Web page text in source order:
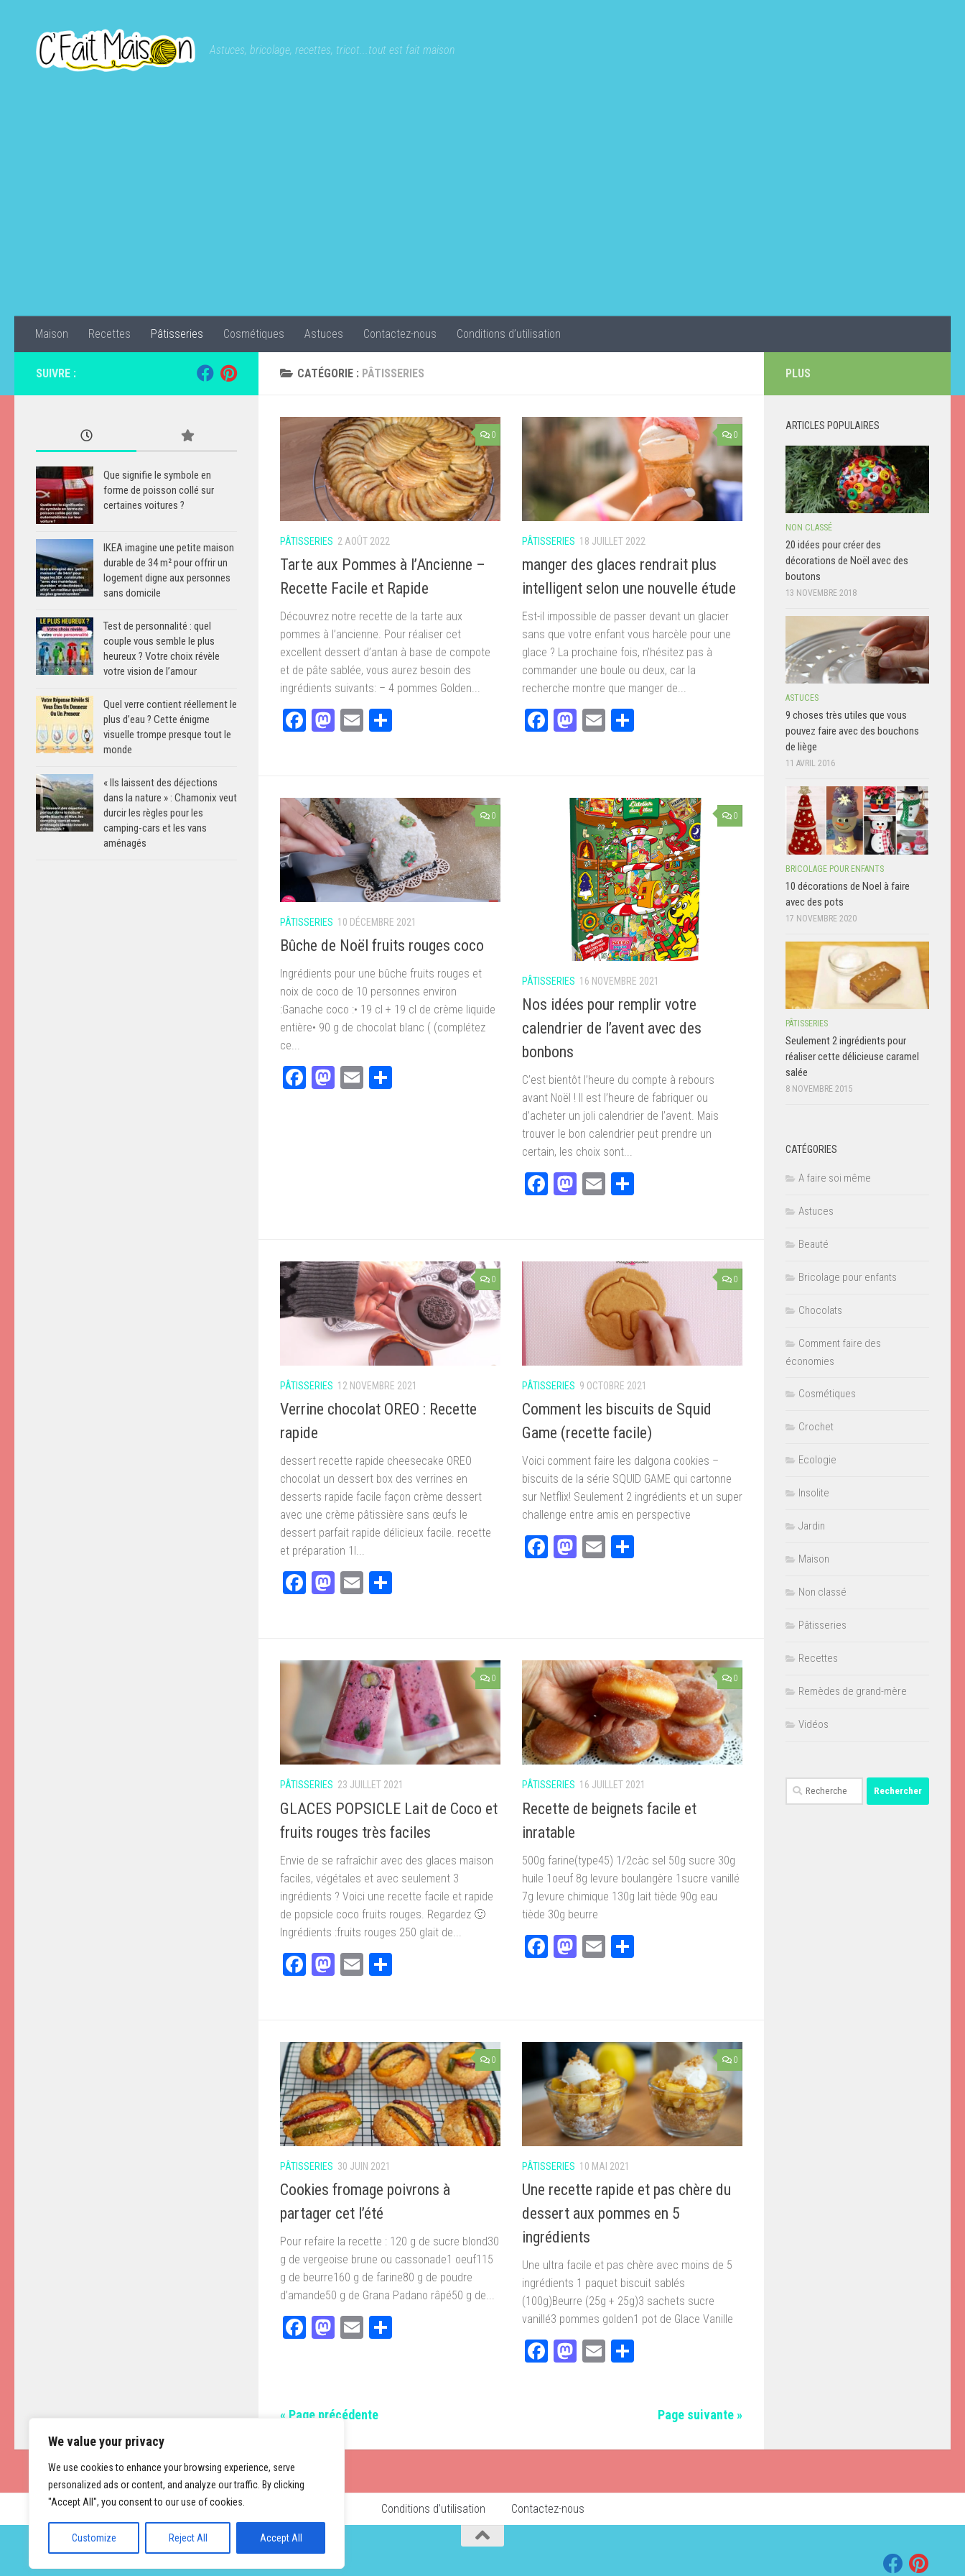
We value your privacy
We use cookies to enhance your browsing experience, serve
personalized ads or content, and analyze our traffic. By clicking
"Accept All", you consent to our use of cookies.
Customize Reject All Accept All
Astuces, bricolage, recettes, tricot...tout est fait maison
Maison Recettes Pâtisseries Cosmétiques Astuces Contactez-nous Conditions d’utilisation
CATÉGORIE : PÂTISSERIES
0
PÂTISSERIES 2 AOÛT 2022
Tarte aux Pommes à l’Ancienne –
Recette Facile et Rapide
Découvrez notre recette de la tarte aux
pommes à l’ancienne. Pour réaliser cet
excellent dessert d’antan à base de compote
et de pâte sablée, vous aurez besoin des
ingrédients suivants: – 4 pommes Golden...
Facebook
Mastodon
Email
0
PÂTISSERIES 18 JUILLET 2022
manger des glaces rendrait plus
intelligent selon une nouvelle étude
Est-il impossible de passer devant un glacier
sans que votre enfant vous harcèle pour une
glace ? La prochaine fois, n’hésitez pas à
commander une boule ou deux, car la
recherche montre que manger de...
Facebook
Mastodon
Email
0
PÂTISSERIES 10 DÉCEMBRE 2021
Bûche de Noël fruits rouges coco
Ingrédients pour une bûche fruits rouges et
noix de coco de 10 personnes environ
:Ganache coco :• 19 cl + 19 cl de crème liquide
entière• 90 g de chocolat blanc ( (complétez
ce...
Facebook
Mastodon
Email
0
PÂTISSERIES 16 NOVEMBRE 2021
Nos idées pour remplir votre
calendrier de l’avent avec des
bonbons
C’est bientôt l’heure du compte à rebours
avant Noël ! Il est l’heure de fabriquer ou
d’acheter un joli calendrier de l’avent. Mais
trouver le bon calendrier peut prendre un
certain, les choix sont...
Facebook
Mastodon
Email
0
PÂTISSERIES 12 NOVEMBRE 2021
Verrine chocolat OREO : Recette
rapide
dessert recette rapide cheesecake OREO
chocolat un dessert box des verrines en
desserts rapide facile façon crème dessert
avec une crème pâtissière sans œufs le
dessert parfait rapide délicieux facile. recette
et préparation 1l...
Facebook
Mastodon
Email
0
PÂTISSERIES 9 OCTOBRE 2021
Comment les biscuits de Squid
Game (recette facile)
Voici comment faire les dalgona cookies –
biscuits de la série SQUID GAME qui cartonne
sur Netflix! Seulement 2 ingrédients et un super
challenge entre amis en perspective
Facebook
Mastodon
Email
0
PÂTISSERIES 23 JUILLET 2021
GLACES POPSICLE Lait de Coco et
fruits rouges très faciles
Envie de se rafraîchir avec des glaces maison
faciles, végétales et avec seulement 3
ingrédients ? Voici une recette facile et rapide
de popsicle coco fruits rouges. Regardez 🙂
Ingrédients :fruits rouges 250 glait de...
Facebook
Mastodon
Email
0
PÂTISSERIES 16 JUILLET 2021
Recette de beignets facile et
inratable
500g farine(type45) 1/2càc sel 50g sucre 30g
huile 1oeuf 8g levure boulangère 1sucre vanillé
7g levure chimique 130g lait tiède 90g eau
tiède 30g beurre
Facebook
Mastodon
Email
0
PÂTISSERIES 30 JUIN 2021
Cookies fromage poivrons à
partager cet l’été
Pour refaire la recette : 120 g de sucre blond30
g de vergeoise brune ou cassonade1 oeuf115
g de beurre160 g de farine80 g de poudre
d’amande50 g de Grana Padano râpé50 g de...
Facebook
Mastodon
Email
0
PÂTISSERIES 10 MAI 2021
Une recette rapide et pas chère du
dessert aux pommes en 5
ingrédients
Une ultra facile et pas chère avec moins de 5
ingrédients 1 paquet biscuit sablés
(100g)Beurre (25g + 25g)3 sachets sucre
vanillé3 pommes golden1 pot de Glace Vanille
Facebook
Mastodon
Email
« Page précédente Page suivante »
SUIVRE :
Que signifie le symbole en
forme de poisson collé sur
certaines voitures ?
IKEA imagine une petite maison
durable de 34 m² pour offrir un
logement digne aux personnes
sans domicile
Test de personnalité : quel
couple vous semble le plus
heureux ? Votre choix révèle
votre vision de l’amour
Quel verre contient réellement le
plus d’eau ? Cette énigme
visuelle trompe presque tout le
monde
« Ils laissent des déjections
dans la nature » : Chamonix veut
durcir les règles pour les
camping-cars et les vans
aménagés
PLUS
ARTICLES POPULAIRES
NON CLASSÉ
20 idées pour créer des
décorations de Noël avec des
boutons
13 NOVEMBRE 2018
ASTUCES
9 choses très utiles que vous
pouvez faire avec des bouchons
de liège
11 AVRIL 2016
BRICOLAGE POUR ENFANTS
10 décorations de Noel à faire
avec des pots
17 NOVEMBRE 2020
PÂTISSERIES
Seulement 2 ingrédients pour
réaliser cette délicieuse caramel
salée
8 NOVEMBRE 2015
CATÉGORIES
A faire soi même
Astuces
Beauté
Bricolage pour enfants
Chocolats
Comment faire des
économies
Cosmétiques
Crochet
Ecologie
Insolite
Jardin
Maison
Non classé
Pâtisseries
Recettes
Remèdes de grand-mère
Vidéos
Rechercher :
Conditions d’utilisation Contactez-nous